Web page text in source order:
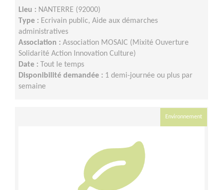
Lieu : NANTERRE (92000)
Type : Ecrivain public, Aide aux démarches
administratives
Association : Association MOSAIC (Mixité Ouverture
Solidarité Action Innovation Culture)
Date : Tout le temps
Disponibilité demandée : 1 demi-journée ou plus par
semaine
Environnement